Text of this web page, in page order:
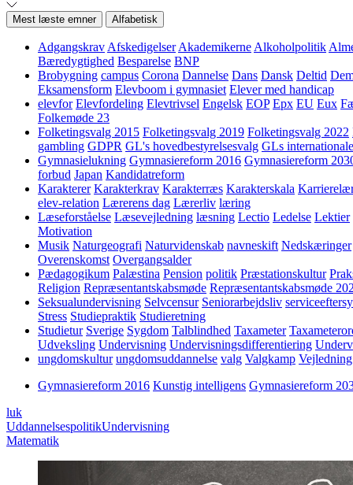
Mest læste emner Alfabetisk
Adgangskrav Afskedigelser Akademikerne Alkoholpolitik
Bæredygtighed Besparelse BNP
Brobygning campus Corona Dannelse Dans Dansk Deltid
Eksamensform Elevboom i gymnasiet Elever med handicap
elevfor Elevfordeling Elevtrivsel Engelsk EOP Epx EU Eux
Folkemøde 23
Folketingsvalg 2015 Folketingsvalg 2019 Folketingsvalg 2022
gambling GDPR GL's hovedbestyrelsesvalg GLs
Gymnasielukning Gymnasiereform 2016 Gymnasiereform
forbud Japan Kandidatreform
Karakterer Karakterkrav Karakterræs Karakterskala
elev-relation Lærerens dag Lærerliv læring
Læseforståelse Læsevejledning læsning Lectio Ledelse Lektier
Motivation
Musik Naturgeografi Naturvidenskab navneskift Nedskæringer
Overenskomst Overgangsalder
Pædagogikum Palæstina Pension politik Præstationskultur
Religion Repræsentantskabsmøde Repræsentantskabsmøde
Seksualundervisning Selvcensur Seniorarbejdsliv
Stress Studiepraktik Studieretning
Studietur Sverige Sygdom Talblindhed Taxameter
Udveksling Undervisning Undervisningsdifferentiering
ungdomskultur ungdomsuddannelse valg Valgkamp Vejledning
Gymnasiereform 2016 Kunstig intelligens Gymnasiereform
luk
UddannelsespolitikUndervisning
Matematik